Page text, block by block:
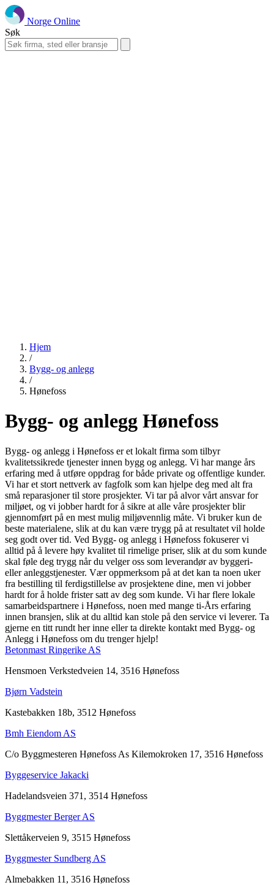
Norge Online
Søk
Hjem
/
Bygg- og anlegg
/
Hønefoss
Bygg- og anlegg Hønefoss
Bygg- og anlegg i Hønefoss er et lokalt firma som tilbyr
kvalitetssikrede tjenester innen bygg og anlegg. Vi har mange års
erfaring med å utføre oppdrag for både private og offentlige kunder.
Vi har et stort nettverk av fagfolk som kan hjelpe deg med alt fra
små reparasjoner til store prosjekter. Vi tar på alvor vårt ansvar for
miljøet, og vi jobber hardt for å sikre at alle våre prosjekter blir
gjennomført på en mest mulig miljøvennlig måte. Vi bruker kun de
beste materialene, slik at du kan være trygg på at resultatet vil holde
seg godt over tid. Ved Bygg- og anlegg i Hønefoss fokuserer vi
alltid på å levere høy kvalitet til rimelige priser, slik at du som kunde
skal føle deg trygg når du velger oss som leverandør av byggeri-
eller anleggstjenester. Vær oppmerksom på at det kan ta noen uker
fra bestilling til ferdigstillelse av prosjektene dine, men vi jobber
hardt for å holde frister satt av deg som kunde. Vi har flere lokale
samarbeidspartnere i Hønefoss, noen med mange ti-Års erfaring
innen bransjen, slik at du alltid kan stole på den service vi leverer. Ta
gjerne en titt rundt her inne eller ta direkte kontakt med Bygg- og
Anlegg i Hønefoss om du trenger hjelp!
Betonmast Ringerike AS
Hensmoen Verkstedveien 14, 3516 Hønefoss
Bjørn Vadstein
Kastebakken 18b, 3512 Hønefoss
Bmh Eiendom AS
C/o Byggmesteren Hønefoss As Kilemokroken 17, 3516 Hønefoss
Byggeservice Jakacki
Hadelandsveien 371, 3514 Hønefoss
Byggmester Berger AS
Slettåkerveien 9, 3515 Hønefoss
Byggmester Sundberg AS
Almebakken 11, 3516 Hønefoss